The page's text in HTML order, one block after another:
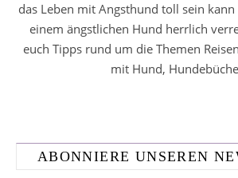
das Leben mit Angsthund toll sein
einem ängstlichen Hund herrlich
euch Tipps rund um die Themen
mit Hund,
ABONNIERE UNSEREN